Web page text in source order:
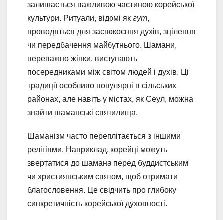
залишається важливою частиною корейської
культури. Ритуали, відомі як гут,
проводяться для заспокоєння духів, зцілення
чи передбачення майбутнього. Шамани,
переважно жінки, виступають
посередниками між світом людей і духів. Ці
традиції особливо популярні в сільських
районах, але навіть у містах, як Сеул, можна
знайти шаманські святилища.
Шаманізм часто переплітається з іншими
релігіями. Наприклад, корейці можуть
звертатися до шамана перед буддистським
чи християнським святом, щоб отримати
благословення. Це свідчить про глибоку
синкретичність корейської духовності.